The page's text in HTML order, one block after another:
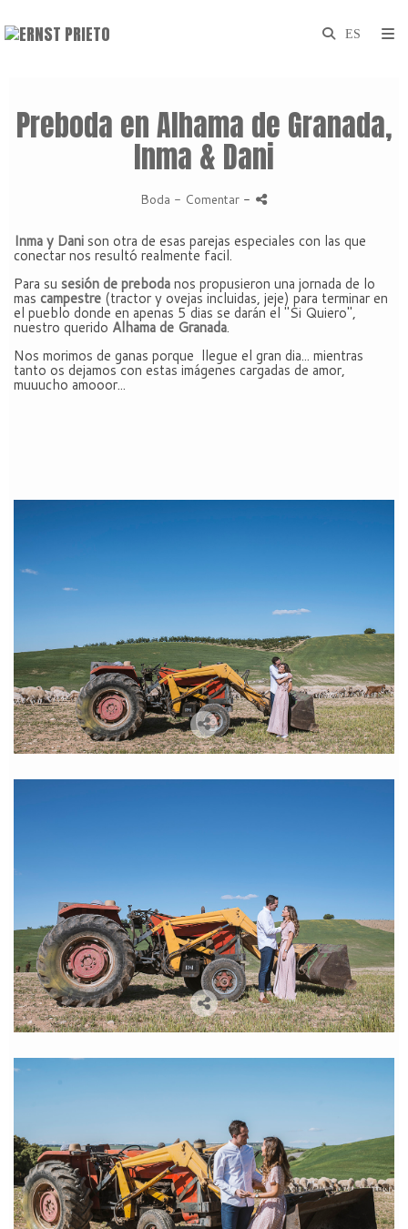
Preboda en Alhama de Granada,
Inma & Dani
Boda - Comentar -
Inma y Danison otra de esas parejas especiales con las que
conectar nos resultó realmente facil.
Para su sesión de prebodanos propusieron una jornada de lo
mas campestre (tractor y ovejas incluidas, jeje) para terminar en
el pueblo donde en apenas 5 dias se darán el "Si Quiero",
nuestro querido Alhama de Granada.
Nos morimos de ganas porque llegue el gran dia... mientras
tanto os dejamos con estas imágenes cargadas de amor,
muuucho amooor...